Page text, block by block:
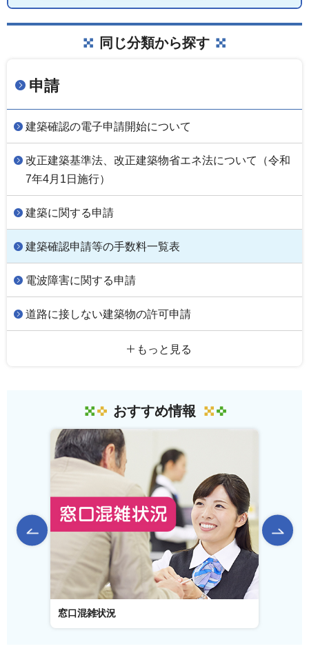
同じ分類から探す
申請
建築確認の電子申請開始について
改正建築基準法、改正建築物省エネ法について（令和
7年4月1日施行）
建築に関する申請
建築確認申請等の手数料一覧表
電波障害に関する申請
道路に接しない建築物の許可申請
もっと見る
おすすめ情報
前のスライドを表示
窓口混雑状況